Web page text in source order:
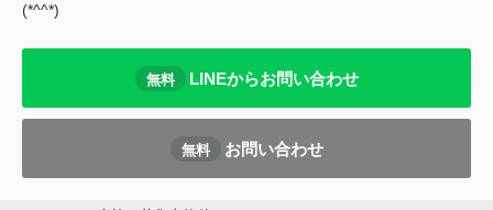
(*^^*)
無料 LINEからお問い合わせ
無料 お問い合わせ